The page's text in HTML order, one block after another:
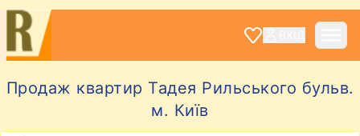
Продаж квартир Тадея Рильського бульв.
м. Київ